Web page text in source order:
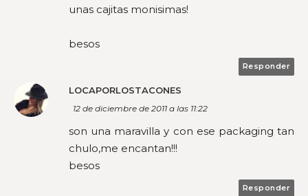
unas cajitas monisimas!
besos
Responder
LOCAPORLOSTACONES
12 de diciembre de 2011 a las 11:22
son una maravilla y con ese packaging tan
chulo,me encantan!!!
besos
Responder